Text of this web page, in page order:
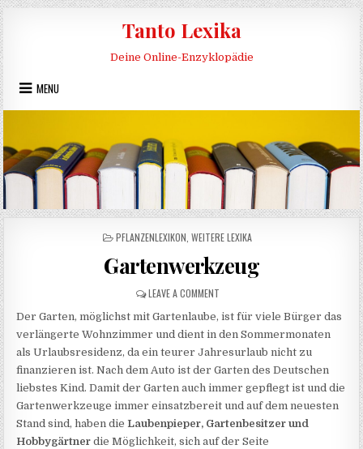
Skip to content
Tanto Lexika
Deine Online-Enzyklopädie
MENU
POSTED IN
PFLANZENLEXIKON WEITERE LEXIKA
Gartenwerkzeug
LEAVE A COMMENTON GARTENWERKZEUG
Der Garten, möglichst mit Gartenlaube, ist für viele Bürger das
verlängerte Wohnzimmer und dient in den Sommermonaten
als Urlaubsresidenz, da ein teurer Jahresurlaub nicht zu
finanzieren ist. Nach dem Auto ist der Garten des Deutschen
liebstes Kind. Damit der Garten auch immer gepflegt ist und die
Gartenwerkzeuge immer einsatzbereit und auf dem neuesten
Stand sind, haben dieLaubenpieper, Gartenbesitzer und
Hobbygärtner die Möglichkeit, sich auf der Seite